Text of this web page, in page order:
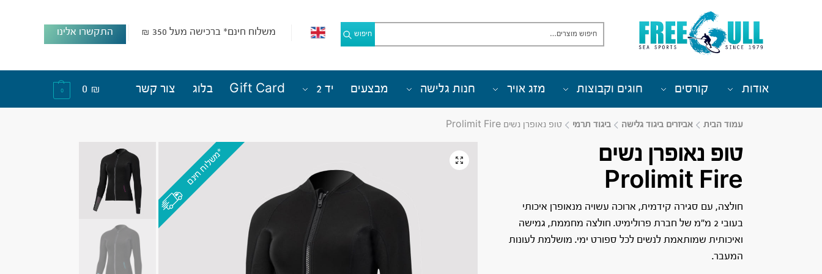
חיפוש משלוח חינם* ברכישה מעל 350 ₪ התקשרו אלינו
אודות קורסים חוגים וקבוצות מזג אויר חנות גלישה מבצעים יד 2 Gift Card בלוג צור קשר ₪
0
עמוד הבית אביזרים ביגוד גלישה ביגוד תרמי טופ נאופרן נשים Prolimit Fire
טופ נאופרן נשים
Prolimit Fire
חולצה, עם סגירה קידמית, ארוכה עשויה מנאופרן איכותי
בעובי 2 מ”מ של חברת פרולימיט. חולצה מחממת, גמישה
ואיכותית שמותאמת לנשים לכל ספורט ימי. מושלמת לעונות
המעבר.